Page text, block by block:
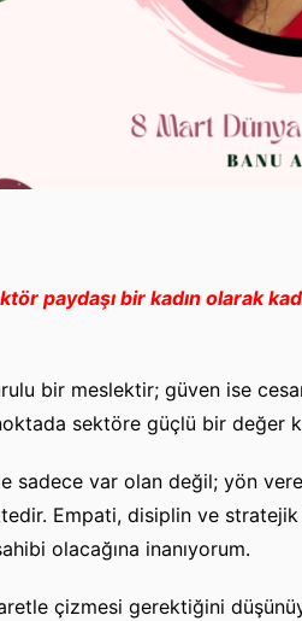
paydaşı bir kadın olarak
bir meslektir; güven ise
sektöre güçlü bir değer
sadece var olan değil; yön
Empati, disiplin ve stratejik
olacağına inanıyorum.
çizmesi gerektiğini